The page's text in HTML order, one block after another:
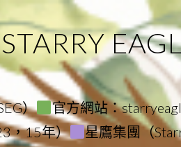
）
官方網站：
，15年）
星鷹集團（